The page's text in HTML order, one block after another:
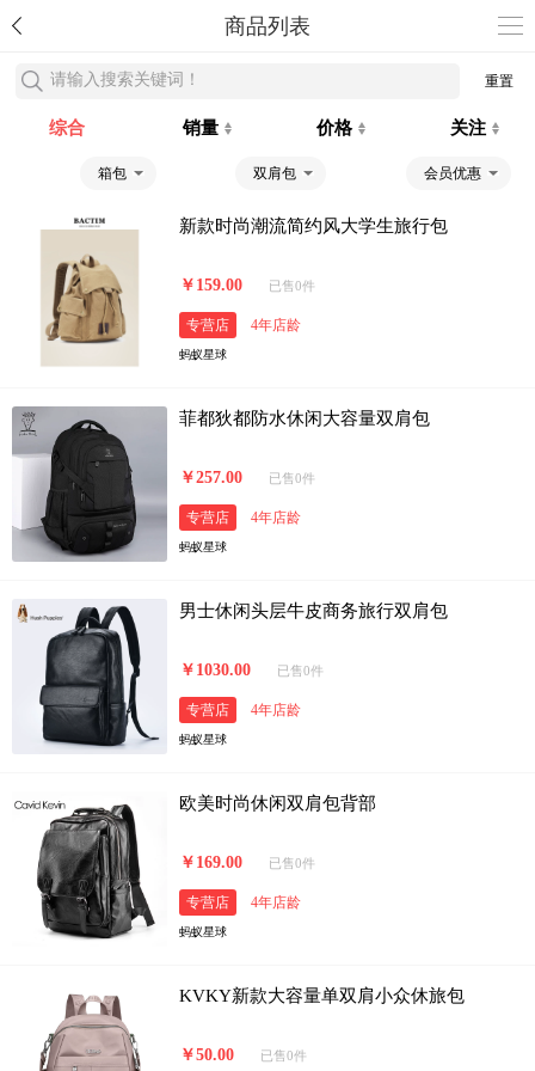
商品列表
请输入搜索关键词！ 重置
综合 销量 价格 关注
箱包 双肩包 会员优惠
新款时尚潮流简约风大学生旅行包
￥159.00 已售0件
专营店 4年店龄
蚂蚁星球
菲都狄都防水休闲大容量双肩包
￥257.00 已售0件
专营店 4年店龄
蚂蚁星球
男士休闲头层牛皮商务旅行双肩包
￥1030.00 已售0件
专营店 4年店龄
蚂蚁星球
欧美时尚休闲双肩包背部
￥169.00 已售0件
专营店 4年店龄
蚂蚁星球
KVKY新款大容量单双肩小众休旅包
￥50.00 已售0件